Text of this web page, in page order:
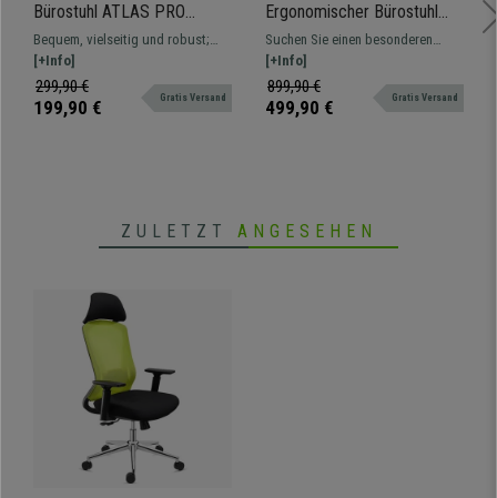
Bürostuhl ATLAS PRO
LEDER, verstellbare Rücken-
und Armlehnen,
Metallfußkreuz, Farbe
Schwarz
Bequem, vielseitig und robust;
und das zu einem unschlagbaren
Preis. Dieses Modell ist in
verschiedenen Endfertigungen und
[+Info]
299,90 €
199,90 € Gratis Versand
Ergonomischer Bürostuhl
ENERGY mit Kopfstütze,
Hochwertige Technik und
Qualität, Farbe Schwarz
Suchen Sie einen besonderen
Bürostuhl? Dieses Modell ist 100%
exklusiv, auf dem Höhepunkt von
Design und Qualität! Nur bei
[+Info]
899,90 €
499,90 € Gratis Versand
ZULETZT ANGESEHEN